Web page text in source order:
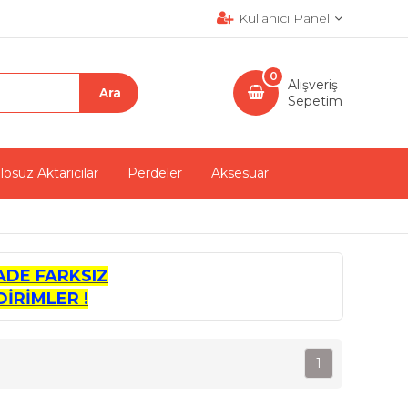
Kullanıcı Paneli
Alışveriş
Sepetim
0
Aktarıcılar Perdeler Aksesuar
FARKSIZ
!
1